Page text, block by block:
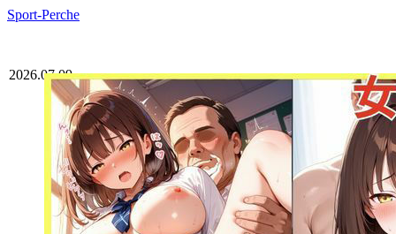
Sport-Perche
2026.07.09